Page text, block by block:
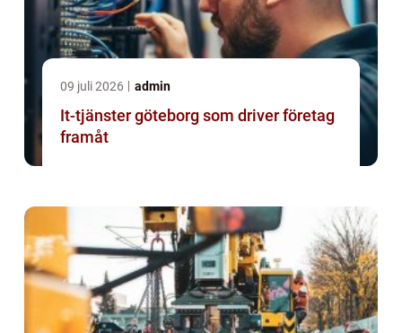
09 juli 2026 admin
It-tjänster göteborg som driver företag
framåt